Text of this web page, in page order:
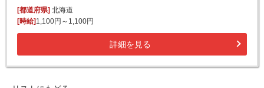
[都道府県] 北海道
[時給] 1,100円～1,100円
詳細を見る